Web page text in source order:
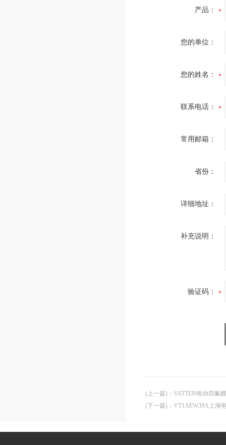
产品：
您的单位：
您的姓名：
联系电话：
常用邮箱：
省份：
详细地址：
补充说明：
验证码：
(上一篇) ： VATTEN电动四氟
(下一篇) ： VT1AEW39A上海